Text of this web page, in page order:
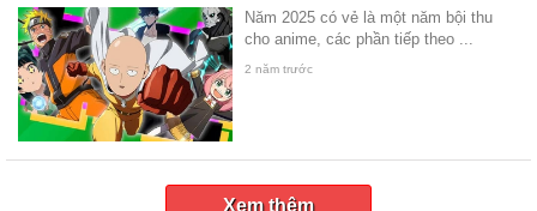
Năm 2025 có vẻ là một năm bội thu
cho anime, các phần tiếp theo ...
2 năm trước
Xem thêm